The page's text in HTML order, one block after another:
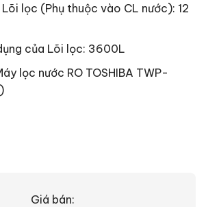
lọc (Phụ thuộc vào CL nước): 12
của Lõi lọc: 3600L
lọc nước RO TOSHIBA TWP-
Giá bán: